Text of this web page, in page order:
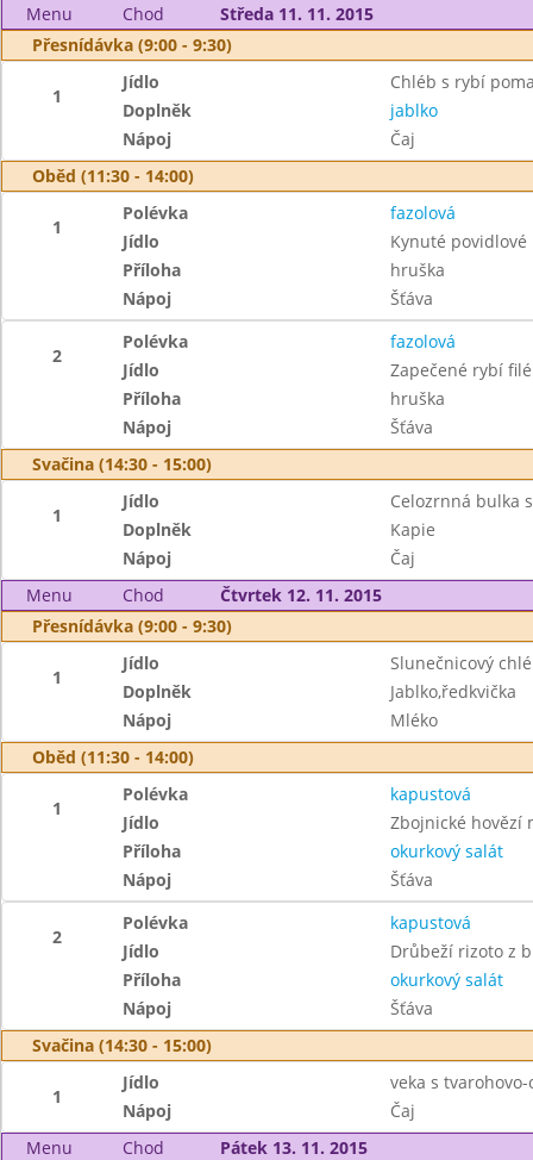
Menu Chod
Středa 11. 11. 2015
Přesnídávka (9:00 - 9:30)
1
Jídlo
Chléb s rybí
Doplněk
jablko
Nápoj
Čaj
Oběd (11:30 - 14:00)
1
Polévka
fazolová
Jídlo
Kynuté
Příloha
hruška
Nápoj
Šťáva
2
Polévka
fazolová
Jídlo
Zapečené rybí
Příloha
hruška
Nápoj
Šťáva
Svačina (14:30 - 15:00)
1
Jídlo
Celozrnná bulka
Doplněk
Kapie
Nápoj
Čaj
Menu
Chod
Čtvrtek 12. 11. 2015
Přesnídávka (9:00 - 9:30)
1
Jídlo
Slunečnicový
Doplněk
Jablko,ředkvička
Nápoj
Mléko
Oběd (11:30 - 14:00)
1
Polévka
kapustová
Jídlo
Zbojnické hovězí
Příloha
okurkový salát
Nápoj
Šťáva
2
Polévka
kapustová
Jídlo
Drůbeží rizoto z
Příloha
okurkový salát
Nápoj
Šťáva
Svačina (14:30 - 15:00)
1
Jídlo
veka s
Nápoj
Čaj
Menu
Chod
Pátek 13. 11. 2015